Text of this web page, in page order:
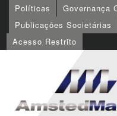
Políticas
Governança
Publicações Societárias
Acesso Restrito